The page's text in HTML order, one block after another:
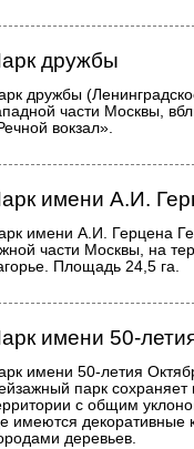
дружбы
дружбы
части Москвы,
вокзал».
имени А.И.
имени А.И. Герцена
части Москвы, на
Площадь 24,5 га.
имени 50-
имени 50-летия
парк
с общим
имеются
деревьев.